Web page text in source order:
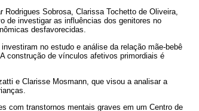
Sobrosa, Clarissa Tochetto de Oliveira,
de investigar as influências dos genitores no
desfavorecidas.
no estudo e análise da relação mãe-bebê
construção de vínculos afetivos primordiais é
e Clarisse Mosmann, que visou a analisar a
com transtornos mentais graves em um Centro de